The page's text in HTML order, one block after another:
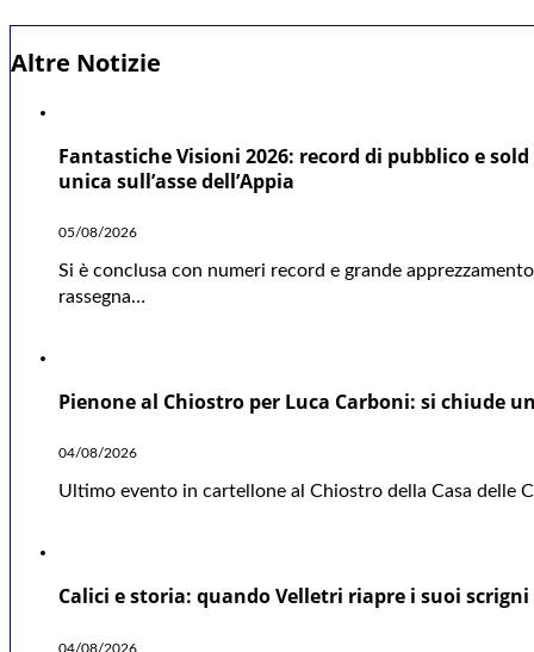
Altre Notizie
Fantastiche Visioni 2026: record di pubblico e
unica sull’asse dell’Appia
05/08/2026
Si è conclusa con numeri record e grande
rassegna…
Pienone al Chiostro per Luca Carboni: si chiude
04/08/2026
Ultimo evento in cartellone al Chiostro della Casa delle
Calici e storia: quando Velletri riapre i suoi scrigni
04/08/2026